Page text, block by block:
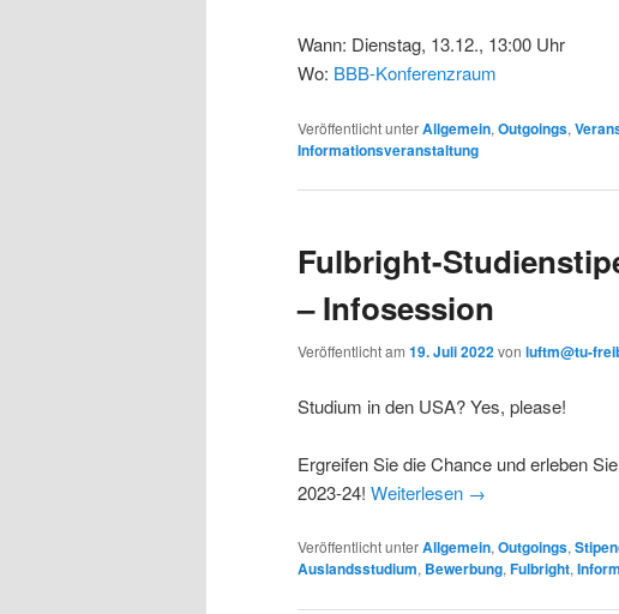
Wann: Dienstag, 13.12., 13:00 Uhr
Wo: BBB-Konferenzraum
Veröffentlicht unterAllgemein, Outgoings,
Informationsveranstaltung
Fulbright-
– Infosession
Veröffentlicht am 19. Juli 2022von luftm@tu-
Studium in den USA? Yes, please!
Ergreifen Sie die Chance und erleben
2023-24! Weiterlesen →
Veröffentlicht unterAllgemein, Outgoings,
Auslandsstudium, Bewerbung, Fulbright,